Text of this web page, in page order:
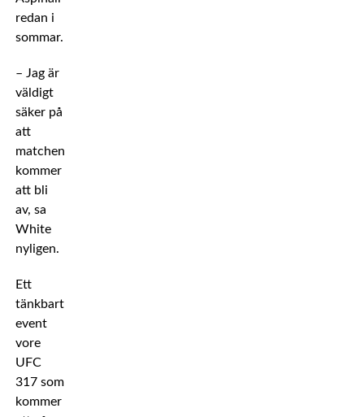
redan i
sommar.
– Jag är
väldigt
säker på
att
matchen
kommer
att bli
av, sa
White
nyligen.
Ett
tänkbart
event
vore
UFC
317 som
kommer